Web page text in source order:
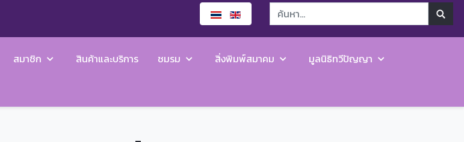
สมาชิก สินค้าและบริการ ชมรม สิ่งพิมพ์สมาคม
มูลนิธิทวีปัญญา